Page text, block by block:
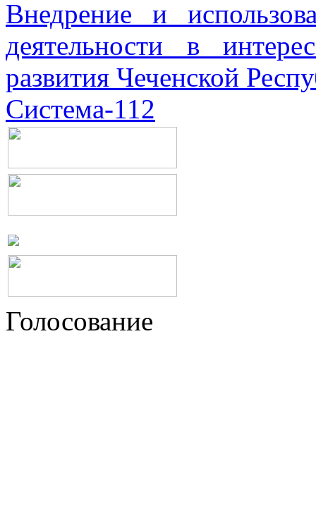
Внедрение и
деятельности в
развития Чеченской
Система-112
Голосование